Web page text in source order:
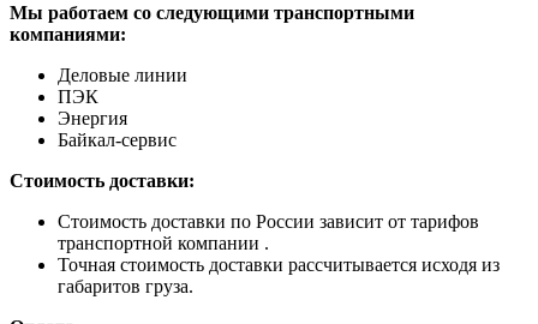
Мы работаем со следующими транспортными
компаниями:
Деловые линии
ПЭК
Энергия
Байкал-сервис
Стоимость доставки:
Стоимость доставки по России зависит от тарифов
транспортной компании .
Точная стоимость доставки рассчитывается исходя из
габаритов груза.